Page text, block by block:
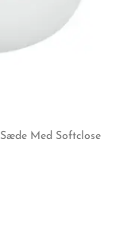
Med Softclose